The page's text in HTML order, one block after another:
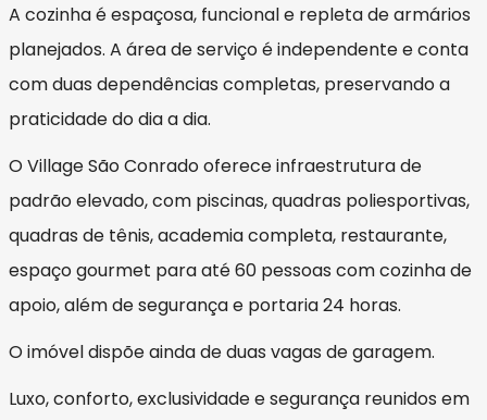
A cozinha é espaçosa, funcional e repleta de armários
planejados. A área de serviço é independente e conta
com duas dependências completas, preservando a
praticidade do dia a dia.
O Village São Conrado oferece infraestrutura de
padrão elevado, com piscinas, quadras poliesportivas,
quadras de tênis, academia completa, restaurante,
espaço gourmet para até 60 pessoas com cozinha de
apoio, além de segurança e portaria 24 horas.
O imóvel dispõe ainda de duas vagas de garagem.
Luxo, conforto, exclusividade e segurança reunidos em